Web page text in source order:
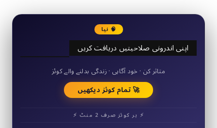
🧠 نیا
اپنی اندرونی صلاحیتیں دریافت کریں
50+ مختصر کوئز
متاثر کن · خود آگاہی · زندگی بدلنے والے کوئز
🚀 تمام کوئز دیکھیں
⚡ ہر کوئز صرف 2 منٹ ⚡